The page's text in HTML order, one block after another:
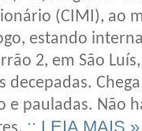
(CIMI), ao
estando
2, em São
decepadas.
e pauladas. Não
:: LEIA MAIS »